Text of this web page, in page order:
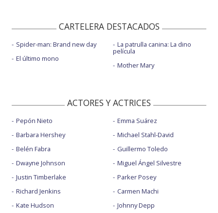
CARTELERA DESTACADOS
Spider-man: Brand new day
El último mono
La patrulla canina: La dino
película
Mother Mary
ACTORES Y ACTRICES
Pepón Nieto
Barbara Hershey
Belén Fabra
Dwayne Johnson
Justin Timberlake
Richard Jenkins
Kate Hudson
Emma Suárez
Michael Stahl-David
Guillermo Toledo
Miguel Ángel Silvestre
Parker Posey
Carmen Machi
Johnny Depp